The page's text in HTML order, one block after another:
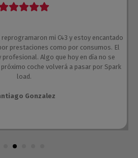
reprogramaron mi C43 y estoy encantado
prestaciones como por consumos. El
Algo que hoy en día no se
coche volverá a pasar por Spark
load.
Gonzalez